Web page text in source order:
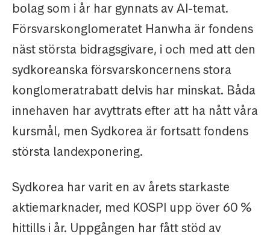
bolag som i år har gynnats av AI-temat.
Försvarskonglomeratet Hanwha är fondens
näst största bidragsgivare, i och med att den
sydkoreanska försvarskoncernens stora
konglomeratrabatt delvis har minskat. Båda
innehaven har avyttrats efter att ha nått våra
kursmål, men Sydkorea är fortsatt fondens
största landexponering.
Sydkorea har varit en av årets starkaste
aktiemarknader, med KOSPI upp över 60 %
hittills i år. Uppgången har fått stöd av